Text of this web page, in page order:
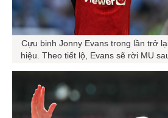
Cựu binh Jonny Evans trong lần trở
hiệu. Theo tiết lộ, Evans sẽ rời MU